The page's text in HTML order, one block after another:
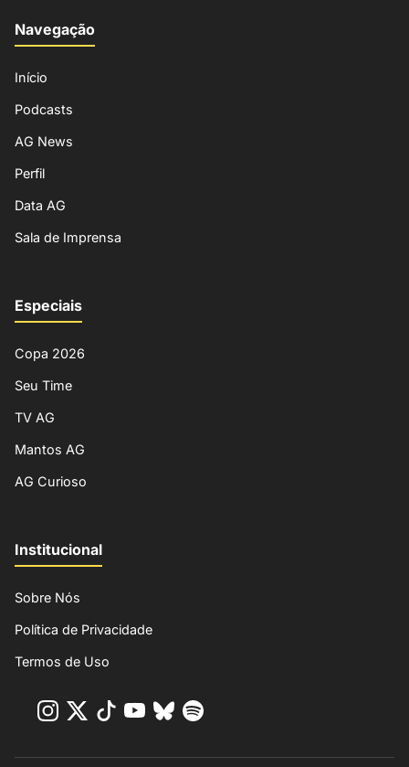
Navegação
Início
Podcasts
AG News
Perfil
Data AG
Sala de Imprensa
Especiais
Copa 2026
Seu Time
TV AG
Mantos AG
AG Curioso
Institucional
Sobre Nós
Política de Privacidade
Termos de Uso